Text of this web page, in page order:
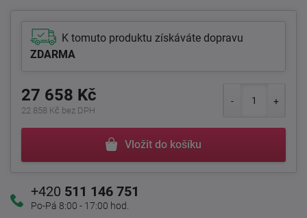
K tomuto produktu získáváte dopravu
ZDARMA
27 658 Kč
22 858 Kč bez DPH
Vložit do košíku
+420 511 146 751
Po-Pá 8:00 - 17:00 hod.